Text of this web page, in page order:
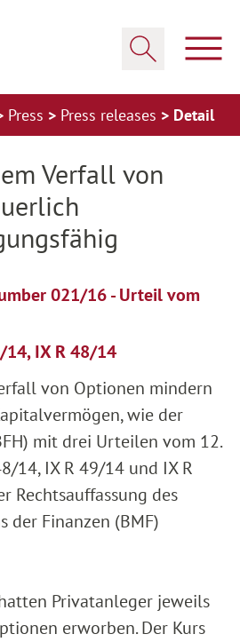
Press Press releases Detail
Verfall von
021/16 - Urteil vom
14, IX R 48/14
von Optionen mindern
wie der
mit drei Urteilen vom 12.
14, IX R 49/14 und IX R
Rechtsauffassung des
der Finanzen (BMF)
Privatanleger jeweils
erworben. Der Kurs